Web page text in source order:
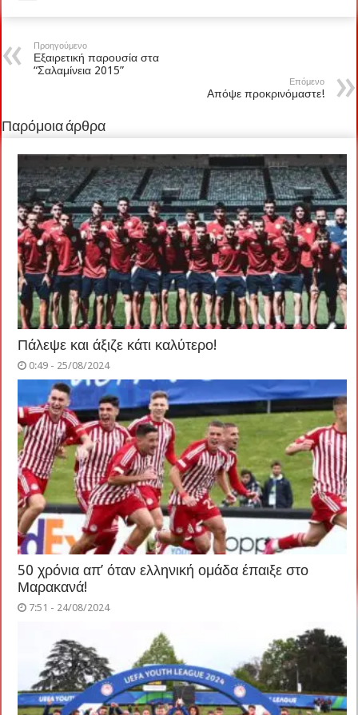
Προηγούμενο
Εξαιρετική παρουσία στα
“Σαλαμίνεια 2015”
Επόμενο
Απόψε προκρινόμαστε!
Παρόμοια άρθρα
Πάλεψε και άξιζε κάτι καλύτερο!
0:49 - 25/08/2024
50 χρόνια απ’ όταν ελληνική ομάδα έπαιξε στο
Μαρακανά!
7:51 - 24/08/2024